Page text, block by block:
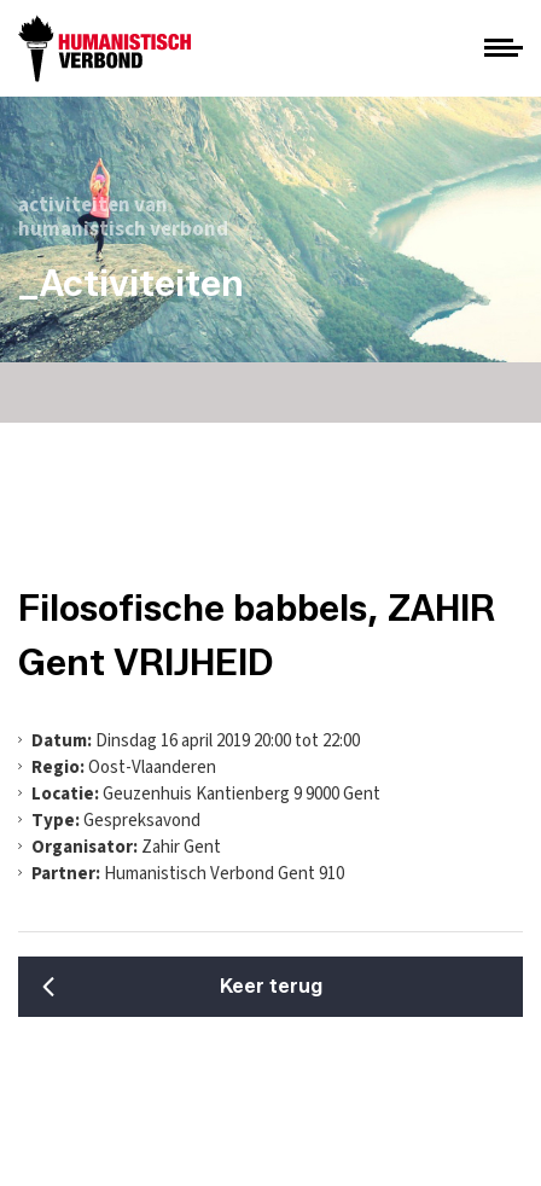
activiteiten van
humanistisch verbond
_Activiteiten
Filosofische babbels, ZAHIR
Gent VRIJHEID
Datum:Dinsdag 16 april 2019 20:00 tot 22:00
Regio:Oost-Vlaanderen
Locatie:Geuzenhuis Kantienberg 9 9000 Gent
Type:Gespreksavond
Organisator:Zahir Gent
Partner:Humanistisch Verbond Gent 910
Keer terug